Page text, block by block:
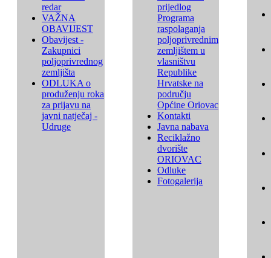
redar
VAŽNA
OBAVIJEST
Obavijest -
Zakupnici
poljoprivrednog
zemljišta
ODLUKA o
produženju roka
za prijavu na
javni natječaj -
Udruge
prijedlog
Programa
raspolaganja
poljoprivrednim
zemljištem u
vlasništvu
Republike
Hrvatske na
području
Općine Oriovac
Kontakti
Javna nabava
Reciklažno
dvorište
ORIOVAC
Odluke
Fotogalerija